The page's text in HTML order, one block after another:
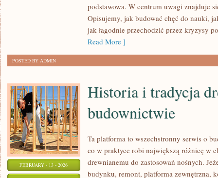
podstawowa. W centrum uwagi znajduje
Opisujemy, jak budować chęć do nauki,
jak łagodnie przechodzić przez kryzysy
Read More ]
POSTED BY ADMIN
FEBRUARY - 13 - 2026
Historia i tradycja
budownictwie
Ta platforma to wszechstronny serwis o
co w praktyce robi największą różnicę w
drewnianemu do zastosowań nośnych.
budynku, remont, platforma zewnętrzna,